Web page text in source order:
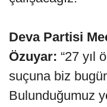
Deva Partisi
Özuyar: “27 yıl
suçuna biz
Bulunduğumuz